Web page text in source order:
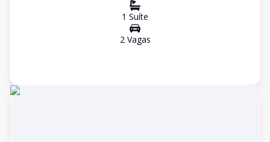
1 Suíte
2Vagas